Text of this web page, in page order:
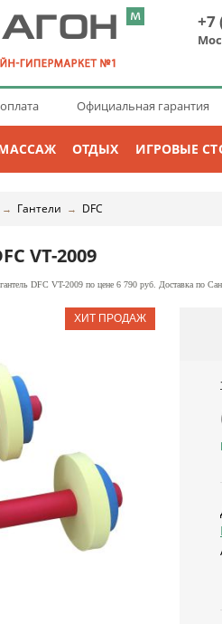
+7
Официальная гарантия
ОТДЫХ ИГРОВЫЕ
→ Гантели → DFC
VT-2009
DFC VT-2009 по цене 6 790 руб. Доставка по